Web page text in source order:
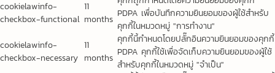
cookielawinfo-
checkbox-functional
11
months PDPA เพื่อบันทึกความยินยอมของผู้ใช้สำหรับ
คุกกี้ในหมวดหมู่ "การทำงาน"
cookielawinfo-
checkbox-necessary
11
months
คุกกี้นี้กำหนดโดยปลั๊กอินความยินยอมของคุกกี้
PDPA คุกกี้ใช้เพื่อจัดเก็บความยินยอมของผู้ใช้
สำหรับคุกกี้ในหมวดหมู่ "จำเป็น"